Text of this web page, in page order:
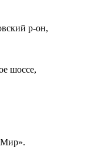
р-он,
шоссе,